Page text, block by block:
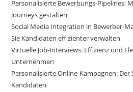
Personalisierte Bewerbungs-Pipelines:
Journeys gestalten
Social Media Integration in Bewerber-
Sie Kandidaten effizienter verwalten
Virtuelle Job-Interviews: Effizienz und
Unternehmen
Personalisierte Online-Kampagnen: Der
Kandidaten